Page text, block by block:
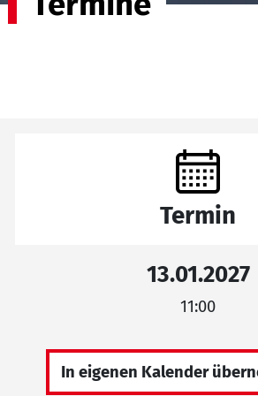
Termin
13.01.2027
11:00
In eigenen Kalender